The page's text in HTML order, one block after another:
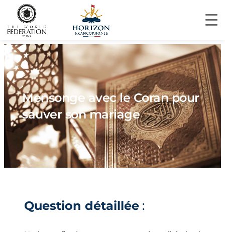
Mensonge avec le Coran pour
sauver son mariage
Question détaillée :